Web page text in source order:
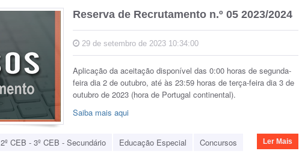
Reserva de Recrutamento n.º 05 2023/2024
29 de setembro de 2023 10:34:00
Aplicação da aceitação disponível das 0:00 horas de segunda-
feira dia 2 de outubro, até às 23:59 horas de terça-feira dia 3 de
outubro de 2023 (hora de Portugal continental).
Saiba mais aqui
2º CEB - 3º CEB - Secundário Educação Especial
Concursos
Ler Mais